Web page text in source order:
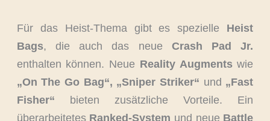
Für das Heist-Thema gibt es spezielle Heist
Bags, die auch das neue Crash Pad Jr.
enthalten können. Neue Reality Augments wie
„On The Go Bag“, „Sniper Striker“ und „Fast
Fisher“ bieten zusätzliche Vorteile. Ein
überarbeitetes Ranked-System und neue Battle